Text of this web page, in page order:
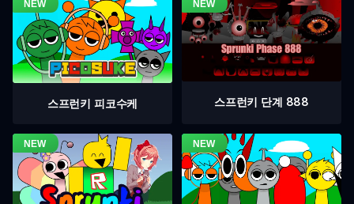
스프런키 피코수케 스프런키 단계 888